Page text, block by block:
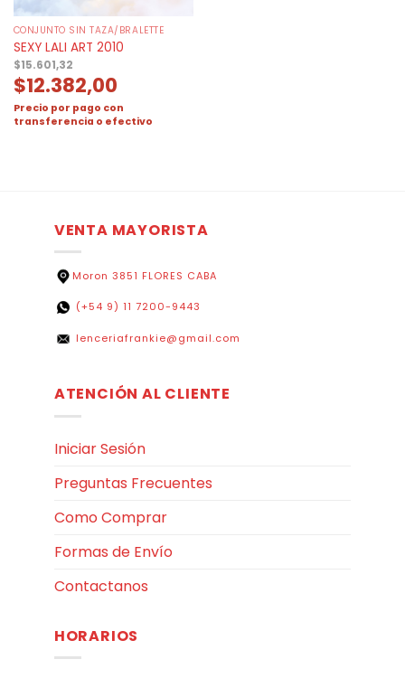
CONJUNTO SIN TAZA/BRALETTE
SEXY LALI ART 2010
$15.601,32
$12.382,00
Precio por pago con
transferencia o efectivo
VENTA MAYORISTA
Moron 3851 FLORES CABA
(+54 9) 11 7200-9443
lenceriafrankie@gmail.com
ATENCIÓN AL CLIENTE
Iniciar Sesión
Preguntas Frecuentes
Como Comprar
Formas de Envío
Contactanos
HORARIOS